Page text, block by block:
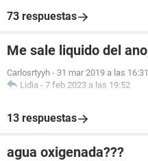
73 respuestas
Me sale liquido del
Carlosrtyyh - 31 mar 2019 a las 16:31
Lidia - 7 feb 2023 a las 19:52
13 respuestas
agua oxigenada???